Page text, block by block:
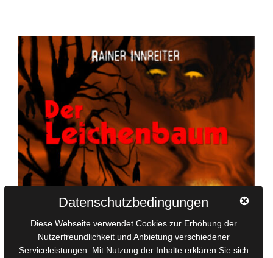
Datenschutzbedingungen
Diese Webseite verwendet Cookies zur Erhöhung der
Nutzerfreundlichkeit und Anbietung verschiedener
Serviceleistungen. Mit Nutzung der Inhalte erklären Sie sich